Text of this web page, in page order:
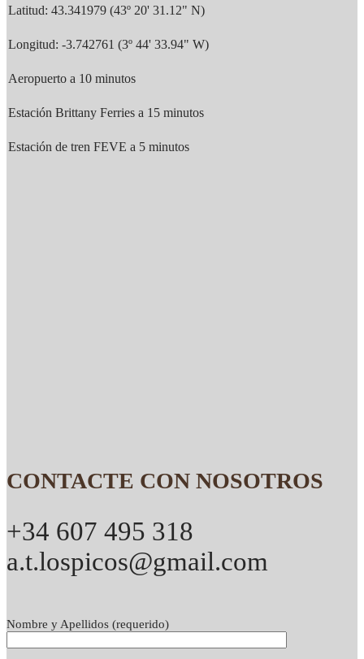
Latitud: 43.341979 (43º 20' 31.12" N)
Longitud: -3.742761 (3º 44' 33.94" W)
Aeropuerto a 10 minutos
Estación Brittany Ferries a 15 minutos
Estación de tren FEVE a 5 minutos
CONTACTE CON NOSOTROS
+34 607 495 318
a.t.lospicos@gmail.com
Nombre y Apellidos (requerido)